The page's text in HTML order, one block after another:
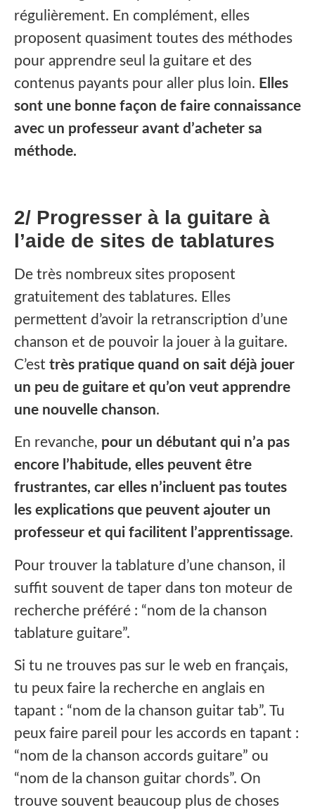
régulièrement. En complément, elles
proposent quasiment toutes des méthodes
pour apprendre seul la guitare et des
contenus payants pour aller plus loin. Elles
sont une bonne façon de faire connaissance
avec un professeur avant d’acheter sa
méthode.
2/ Progresser à la guitare à
l’aide de sites de tablatures
‍De très nombreux sites proposent
gratuitement des tablatures. Elles
permettent d’avoir la retranscription d’une
chanson et de pouvoir la jouer à la guitare.
C’est très pratique quand on sait déjà jouer
un peu de guitare et qu’on veut apprendre
une nouvelle chanson.
En revanche, pour un débutant qui n’a pas
encore l’habitude, elles peuvent être
frustrantes, car elles n’incluent pas toutes
les explications que peuvent ajouter un
professeur et qui facilitent l’apprentissage.
Pour trouver la tablature d’une chanson, il
suffit souvent de taper dans ton moteur de
recherche préféré : “nom de la chanson
tablature guitare”.‍
Si tu ne trouves pas sur le web en français,
tu peux faire la recherche en anglais en
tapant : “nom de la chanson guitar tab”. Tu
peux faire pareil pour les accords en tapant :
“nom de la chanson accords guitare” ou
“nom de la chanson guitar chords”. On
trouve souvent beaucoup plus de choses